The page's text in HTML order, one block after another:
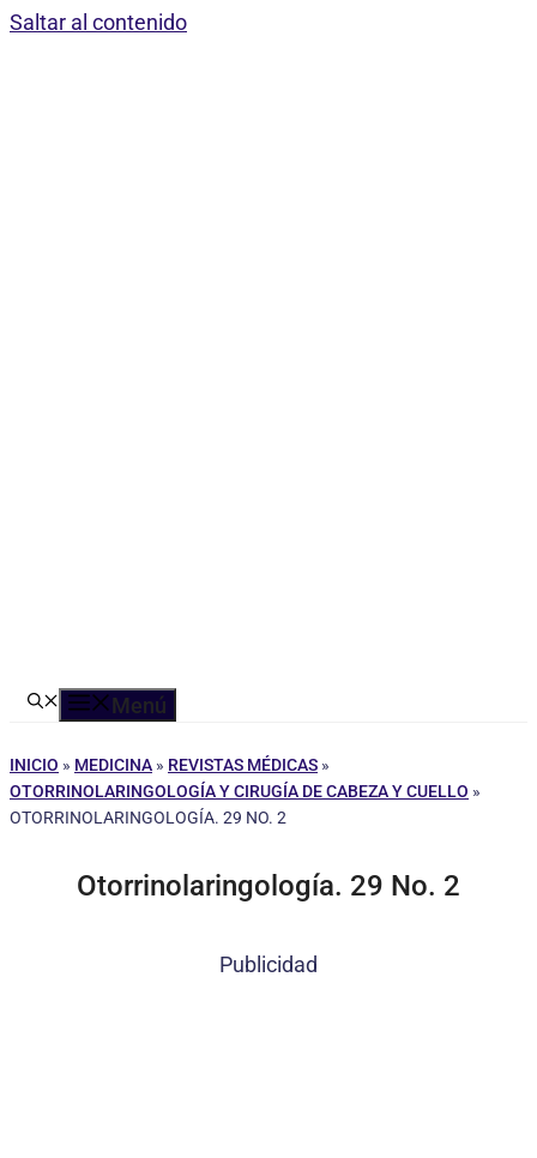
Saltar al contenido
Menú
INICIO » MEDICINA » REVISTAS MÉDICAS »
OTORRINOLARINGOLOGÍA Y CIRUGÍA DE CABEZA Y CUELLO »
OTORRINOLARINGOLOGÍA. 29 NO. 2
Otorrinolaringología. 29 No. 2
Publicidad